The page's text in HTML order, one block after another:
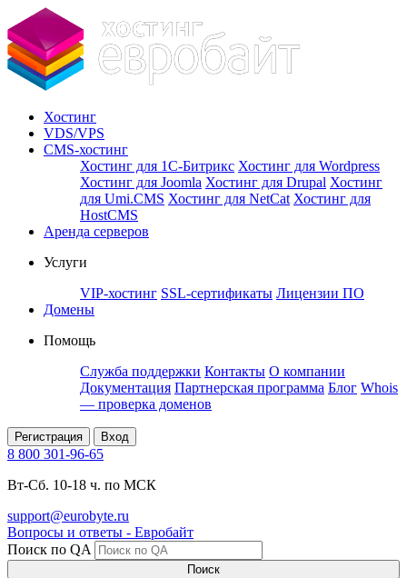
Хостинг
VDS/VPS
CMS-хостинг
Хостинг для 1С-Битрикс Хостинг для Wordpress
Хостинг для Joomla Хостинг для Drupal Хостинг
для Umi.CMS Хостинг для NetCat Хостинг для
HostCMS
Аренда серверов
Услуги
VIP-хостинг SSL-сертификаты Лицензии ПО
Домены
Помощь
Служба поддержки Контакты О компании
Документация Партнерская программа Блог Whois
— проверка доменов
Регистрация Вход
8 800 301-96-65
Вт-Сб. 10-18 ч. по МСК
support@eurobyte.ru
Вопросы и ответы - Евробайт
Поиск по QA
Поиск